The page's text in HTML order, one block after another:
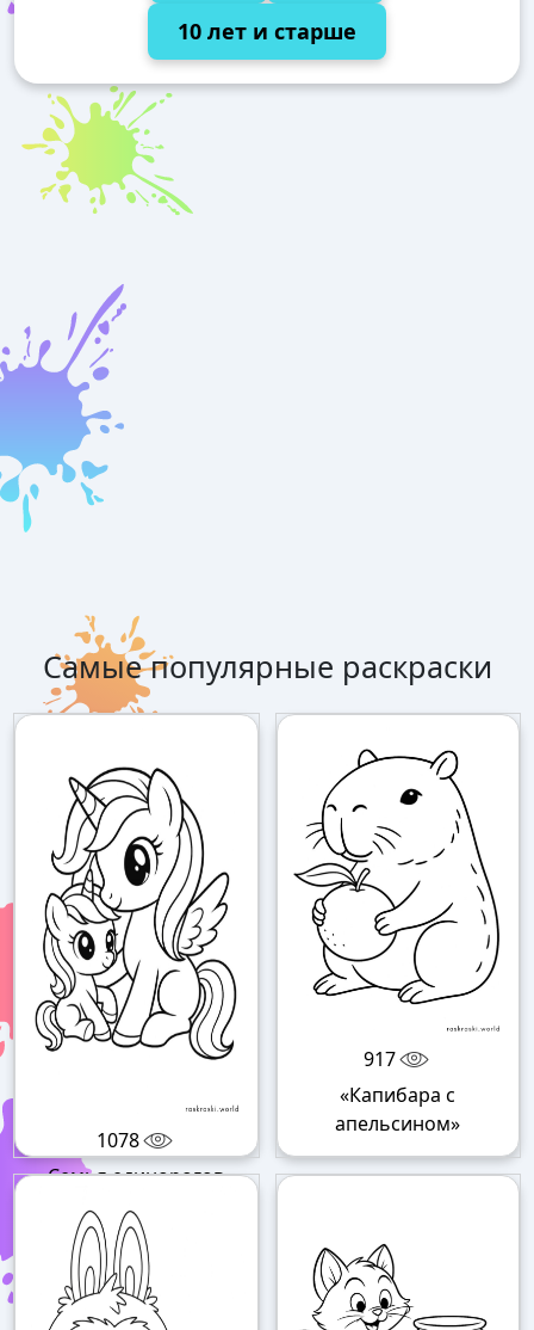
10 лет и старше
Самые популярные раскраски
1078
«Семья единорогов»
917
«Капибара с
апельсином»